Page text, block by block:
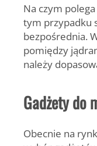
Na czym
tym przypadku
bezpośrednia.
pomiędzy
należy
Gadżety do
Obecnie na